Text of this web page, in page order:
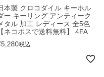
本製 クロコダイル キーホル
ー キーリング アンティーク
タル 加工 レディース 全5色
【ネコポスで送料無料】 4FA
5,280税込